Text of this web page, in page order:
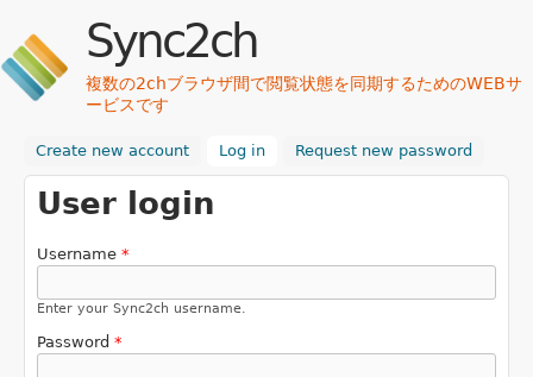
Sync2ch
複数の2chブラウザ間で閲覧状態を同期するためのWEBサ
ービスです
Create new account Log in (active tab)
Request new password
User login
Username *
Enter your Sync2ch username.
Password *